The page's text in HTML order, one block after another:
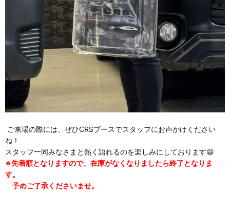
ご来場の際には、ぜひCRSブースでスタッフにお声かけください
ね！
スタッフ一同みなさまと熱く語れるのを楽しみにしております😆
※先着順となりますので、在庫がなくなりましたら終了となりま
す。
予めご了承くださいませ。